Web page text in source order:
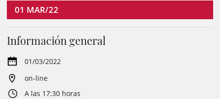
01 MAR/22
Información general
01/03/2022
on-line
A las 17:30 horas